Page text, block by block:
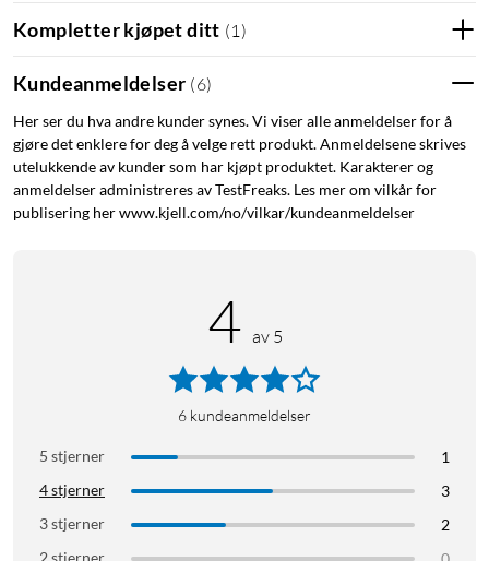
Kompletter kjøpet ditt (1 )
Kundeanmeldelser (6)
Her ser du hva andre kunder synes. Vi viser alle anmeldelser for å
gjøre det enklere for deg å velge rett produkt. Anmeldelsene skrives
utelukkende av kunder som har kjøpt produktet. Karakterer og
anmeldelser administreres av TestFreaks. Les mer om vilkår for
publisering her www.kjell.com/no/vilkar/kundeanmeldelser
4 av 5
6 kundeanmeldelser
5 stjerner
1
4 stjerner
3
3 stjerner
2